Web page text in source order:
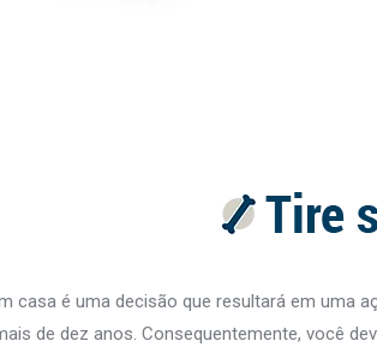
casa é uma decisão que resultará em uma
de dez anos. Consequentemente, você